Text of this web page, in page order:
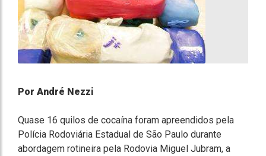
Por André Nezzi
Quase 16 quilos de cocaína foram apreendidos pela
Polícia Rodoviária Estadual de São Paulo durante
abordagem rotineira pela Rodovia Miguel Jubram, a